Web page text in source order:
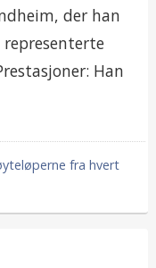
der han
Han
fra hvert